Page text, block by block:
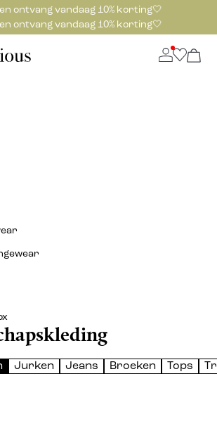
ontvang vandaag 10% korting🤍
ontvang vandaag 10% korting🤍
Jurken Jeans Broeken Tops